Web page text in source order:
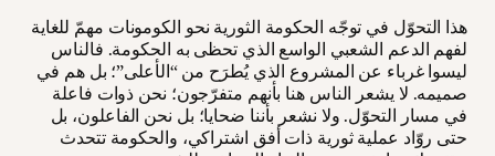
هذا التحوّل في توجّه الحكومة الثورية نحو الكومونات مهمّ للغاية
لفهم الدعم الشعبي الواسع الذي تحظى به الحكومة. فالناس
ليسوا غرباء عن المشروع الذي يُطرَح من “الأعلى”؛ بل هم في
صميمه. لا يشعر الناس هنا بأنهم متفرّجون؛ نحن ذوات فاعلة
في مسار التحوّل. ولا نشعر بأننا ضحايا؛ بل نحن الفاعلون، بل
حتى روّاد عملية ثورية ذات أفق اشتراكي، والحكومة تتحدث